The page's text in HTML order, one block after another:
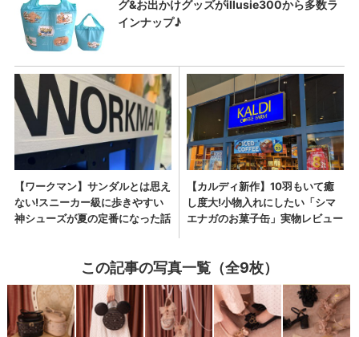
この記事の写真一覧（全9枚）